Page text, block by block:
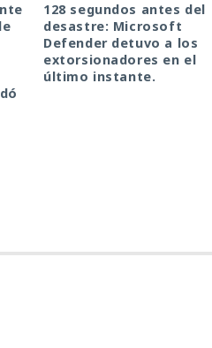
128 segundos antes del
desastre: Microsoft
Defender detuvo a los
extorsionadores en el
último instante.